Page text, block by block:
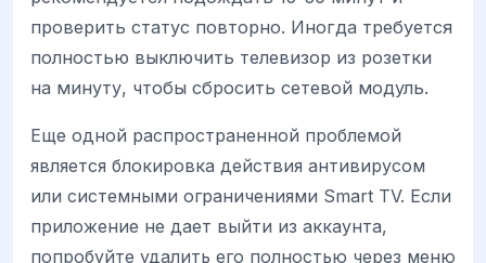
проверить статус повторно. Иногда требуется
полностью выключить телевизор из розетки
на минуту, чтобы сбросить сетевой модуль.
Еще одной распространенной проблемой
является блокировка действия антивирусом
или системными ограничениями Smart TV. Если
приложение не дает выйти из аккаунта,
попробуйте удалить его полностью через меню